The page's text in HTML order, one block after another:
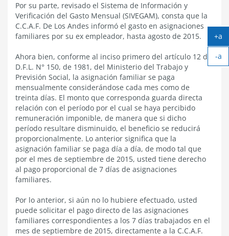
Por su parte, revisado el Sistema de Información y
Verificación del Gasto Mensual (SIVEGAM), consta que la
C.C.A.F. De Los Andes informó el gasto en asignaciones
familiares por su ex empleador, hasta agosto de 2015.
Ahora bien, conforme al inciso primero del artículo 12 del
D.F.L. N° 150, de 1981, del Ministerio del Trabajo y
Previsión Social, la asignación familiar se paga
mensualmente considerándose cada mes como de
treinta días. El monto que corresponda guarda directa
relación con el período por el cual se haya percibido
remuneración imponible, de manera que si dicho
período resultare disminuido, el beneficio se reducirá
proporcionalmente. Lo anterior significa que la
asignación familiar se paga día a día, de modo tal que
por el mes de septiembre de 2015, usted tiene derecho
al pago proporcional de 7 días de asignaciones
familiares.
Por lo anterior, si aún no lo hubiere efectuado, usted
puede solicitar el pago directo de las asignaciones
familiares correspondientes a los 7 días trabajados en el
mes de septiembre de 2015, directamente a la C.C.A.F.
+a
-a